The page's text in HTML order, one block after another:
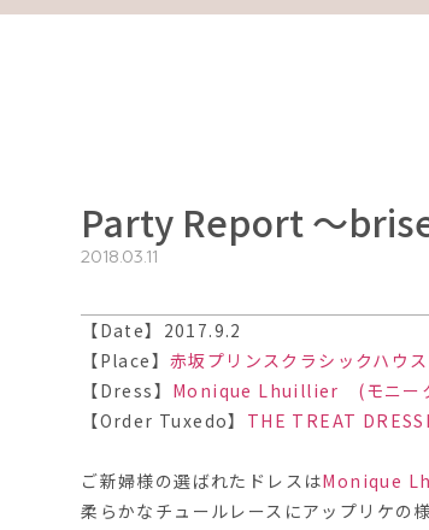
Party Report ～
2018.03.11
【Date】2017.9.2
【Place】赤坂プリンスクラシックハウス
【Dress】 Monique Lhuillier (モニーク
【Order Tuxedo】 THE TREAT
ご新婦様の選ばれたドレスはMonique
柔らかなチュールレースにアップリケの